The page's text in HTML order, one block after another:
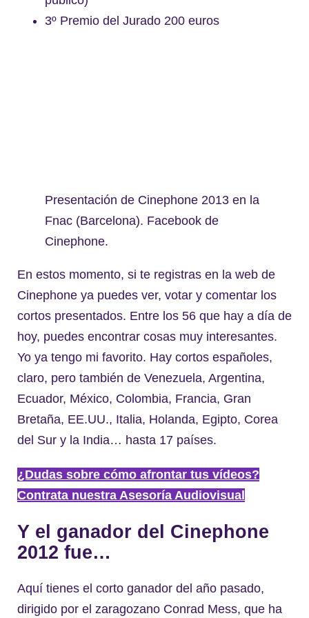
3º Premio del Jurado 200 euros
Presentación de Cinephone 2013 en la
Fnac (Barcelona). Facebook de
Cinephone.
En estos momento, si te registras en la web de
Cinephone ya puedes ver, votar y comentar los
cortos presentados. Entre los 56 que hay a día de
hoy, puedes encontrar cosas muy interesantes.
Yo ya tengo mi favorito. Hay cortos españoles,
claro, pero también de Venezuela, Argentina,
Ecuador, México, Colombia, Francia, Gran
Bretaña, EE.UU., Italia, Holanda, Egipto, Corea
del Sur y la India… hasta 17 países.
¿Dudas sobre cómo afrontar tus vídeos?
Contrata nuestra Asesoría Audiovisual
Y el ganador del Cinephone
2012 fue…
Aquí tienes el corto ganador del año pasado,
dirigido por el zaragozano Conrad Mess, que ha